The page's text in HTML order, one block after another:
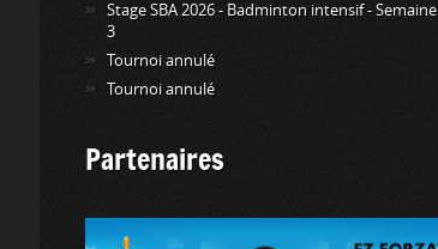
Stage SBA 2026 - Badminton intensif - Semaine
3
Tournoi annulé
Tournoi annulé
Partenaires